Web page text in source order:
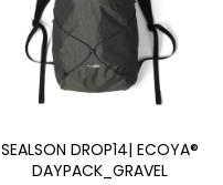
SEALSON DROP14| ECOYA®
DAYPACK_GRAVEL